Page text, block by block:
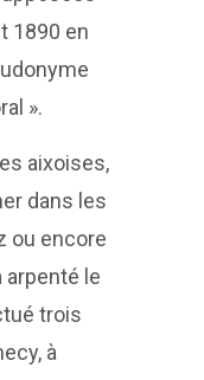
1890 en
».
aixoises,
dans les
ou encore
arpenté le
trois
à